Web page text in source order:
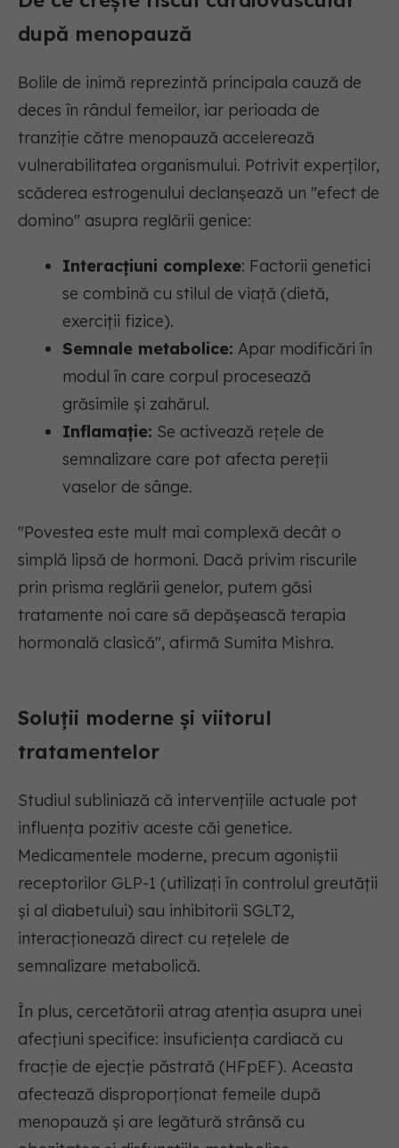
după menopauză
Bolile de inimă reprezintă principala cauză de
deces în rândul femeilor, iar perioada de
tranziție către menopauză accelerează
vulnerabilitatea organismului. Potrivit experților,
scăderea estrogenului declanșează un "efect de
domino" asupra reglării genice:
Interacțiuni complexe: Factorii genetici
se combină cu stilul de viață (dietă,
exerciții fizice).
Semnale metabolice: Apar modificări în
modul în care corpul procesează
grăsimile și zahărul.
Inflamație: Se activează rețele de
semnalizare care pot afecta pereții
vaselor de sânge.
"Povestea este mult mai complexă decât o
simplă lipsă de hormoni. Dacă privim riscurile
prin prisma reglării genelor, putem găsi
tratamente noi care să depășească terapia
hormonală clasică", afirmă Sumita Mishra.
Soluții moderne și viitorul
tratamentelor
Studiul subliniază că intervențiile actuale pot
influența pozitiv aceste căi genetice.
Medicamentele moderne, precum agoniștii
receptorilor GLP-1 (utilizați în controlul greutății
și al diabetului) sau inhibitorii SGLT2,
interacționează direct cu rețelele de
semnalizare metabolică.
În plus, cercetătorii atrag atenția asupra unei
afecțiuni specifice: insuficiența cardiacă cu
fracție de ejecție păstrată (HFpEF). Aceasta
afectează disproporționat femeile după
menopauză și are legătură strânsă cu